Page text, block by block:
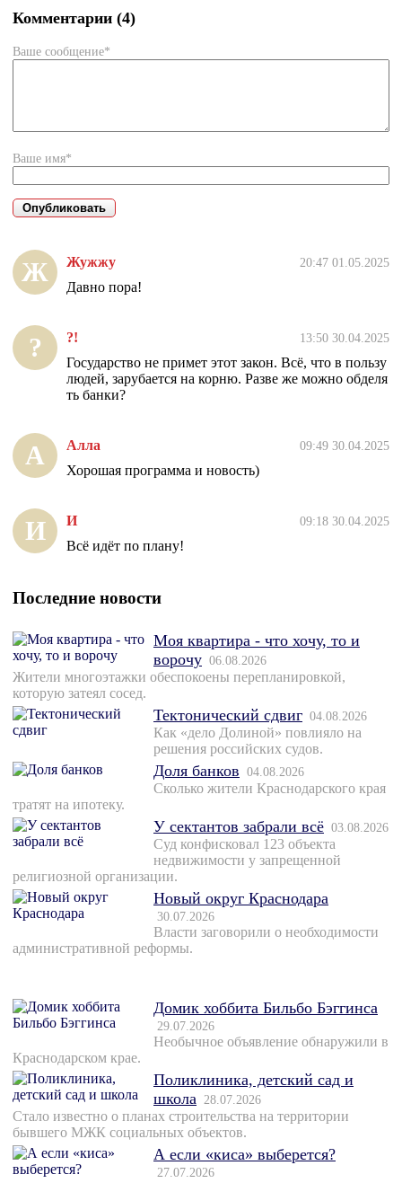
Комментарии (4)
Ваше сообщение*
Ваше имя*
Ж Жужжу 20:47 01.05.2025
Давно пора!
? ?! 13:50 30.04.2025
Государство не примет этот закон. Всё, что в пользу
людей, зарубается на корню. Разве же можно обделя
ть банки?
А Алла 09:49 30.04.2025
Хорошая программа и новость)
И И 09:18 30.04.2025
Всё идёт по плану!
Последние новости
Моя квартира - что хочу, то и
ворочу 06.08.2026
Жители многоэтажки обеспокоены перепланировкой,
которую затеял сосед.
Тектонический сдвиг 04.08.2026
Как «дело Долиной» повлияло на
решения российских судов.
Доля банков 04.08.2026
Сколько жители Краснодарского края
тратят на ипотеку.
У сектантов забрали всё 03.08.2026
Суд конфисковал 123 объекта
недвижимости у запрещенной
религиозной организации.
Новый округ Краснодара
30.07.2026
Власти заговорили о необходимости
административной реформы.
Домик хоббита Бильбо Бэггинса
29.07.2026
Необычное объявление обнаружили в
Краснодарском крае.
Поликлиника, детский сад и
школа 28.07.2026
Стало известно о планах строительства на территории
бывшего МЖК социальных объектов.
А если «киса» выберется?
27.07.2026